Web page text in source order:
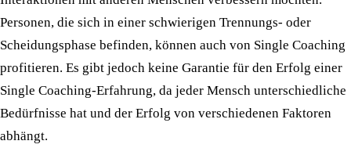
Personen, die sich in einer schwierigen Trennungs- oder
Scheidungsphase befinden, können auch von Single Coaching
profitieren. Es gibt jedoch keine Garantie für den Erfolg einer
Single Coaching-Erfahrung, da jeder Mensch unterschiedliche
Bedürfnisse hat und der Erfolg von verschiedenen Faktoren
abhängt.